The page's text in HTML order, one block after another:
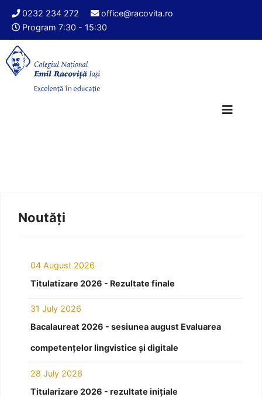
0232 234 272
office@racovita.ro
Program 7:30 - 15:30
Noutăți
04 August 2026
Titulatizare 2026 - Rezultate finale
31 July 2026
Bacalaureat 2026 - sesiunea august Evaluarea
competențelor lingvistice și digitale
28 July 2026
Titularizare 2026 - rezultate inițiale